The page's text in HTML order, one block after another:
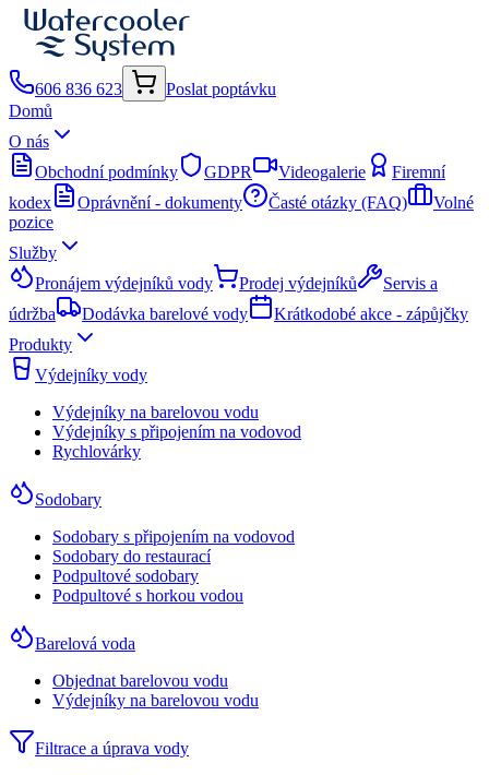
606 836 623
Poslat poptávku
Domů
O nás
Obchodní podmínky
GDPR Videogalerie
Firemní
kodex
Oprávnění - dokumenty Časté otázky (FAQ)
Volné
pozice
Služby
Pronájem výdejníků vody
Prodej výdejníků
Servis a
údržba
Dodávka barelové vody
Krátkodobé akce - zápůjčky
Produkty
Výdejníky vody
Výdejníky na barelovou vodu
Výdejníky s připojením na vodovod
Rychlovárky
Sodobary
Sodobary s připojením na vodovod
Sodobary do restaurací
Podpultové sodobary
Podpultové s horkou vodou
Barelová voda
Objednat barelovou vodu
Výdejníky na barelovou vodu
Filtrace a úprava vody